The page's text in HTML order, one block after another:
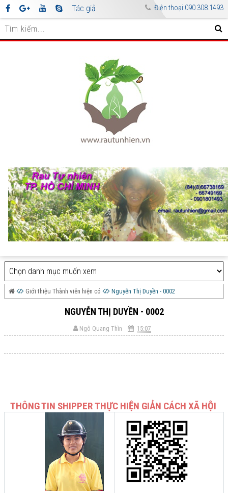
Tác giả Điện thoại:090.308.1493
Giới thiệu Thành viên hiện có Nguyễn Thị Duyền - 0002
NGUYỄN THỊ DUYỀN - 0002
Ngô Quang Thìn 15:07
THÔNG TIN SHIPPERTHỰC HIỆN GIẢN CÁCH XÃ HỘI